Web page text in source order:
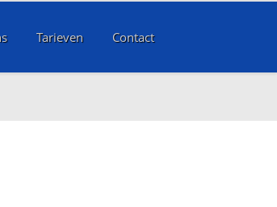
Tarieven Contact